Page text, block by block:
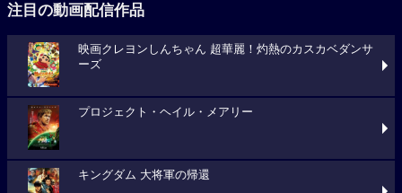
注目の動画配信作品
映画クレヨンしんちゃん 超華麗！灼熱のカスカベダンサ
ーズ
プロジェクト・ヘイル・メアリー
キングダム 大将軍の帰還